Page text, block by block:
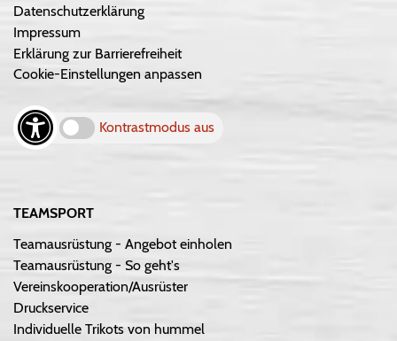
Datenschutzerklärung
Impressum
Erklärung zur Barrierefreiheit
Cookie-Einstellungen anpassen
Kontrastmodus aus
TEAMSPORT
Teamausrüstung - Angebot einholen
Teamausrüstung - So geht's
Vereinskooperation/Ausrüster
Druckservice
Individuelle Trikots von hummel